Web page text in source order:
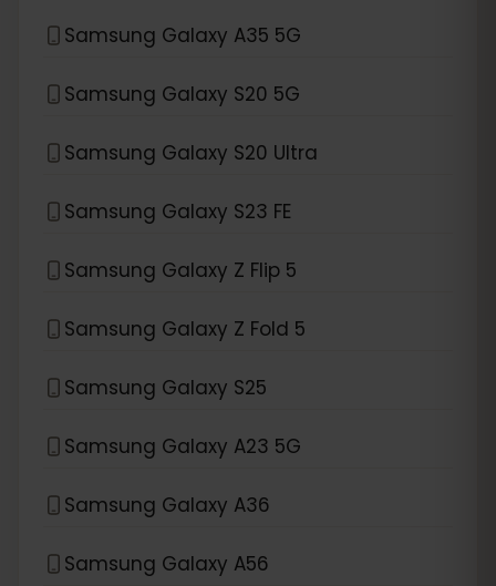
Samsung Galaxy A35 5G
Samsung Galaxy S20 5G
Samsung Galaxy S20 Ultra
Samsung Galaxy S23 FE
Samsung Galaxy Z Flip 5
Samsung Galaxy Z Fold 5
Samsung Galaxy S25
Samsung Galaxy A23 5G
Samsung Galaxy A36
Samsung Galaxy A56